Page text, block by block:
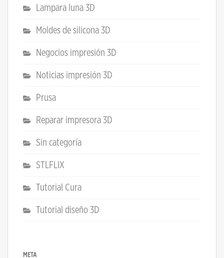
Lampara luna 3D
Moldes de silicona 3D
Negocios impresión 3D
Noticias impresión 3D
Prusa
Reparar impresora 3D
Sin categoría
STLFLIX
Tutorial Cura
Tutorial diseño 3D
META